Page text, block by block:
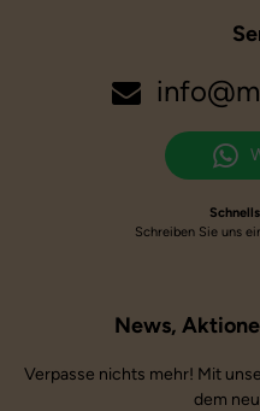
Schreiben Sie uns
Verpasse nichts mehr! Mit
dem